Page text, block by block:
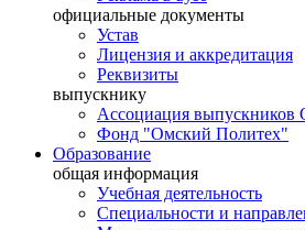
официальные документы
Устав
Лицензия и аккредитация
Реквизиты
выпускнику
Ассоциация
Фонд "Омский Политех"
Образование
общая информация
Учебная деятельность
Специальности и